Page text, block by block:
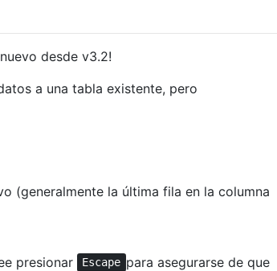
desde v3.2!
a una tabla existente, pero
(generalmente la última fila en la columna
presionar Escape para asegurarse de que